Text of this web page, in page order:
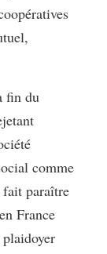
fin du
comme
fait paraître
France